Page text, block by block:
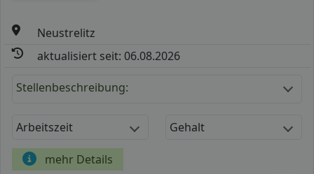
Neustrelitz
aktualisiert seit: 06.08.2026
Stellenbeschreibung:
Arbeitszeit Gehalt
mehr Details